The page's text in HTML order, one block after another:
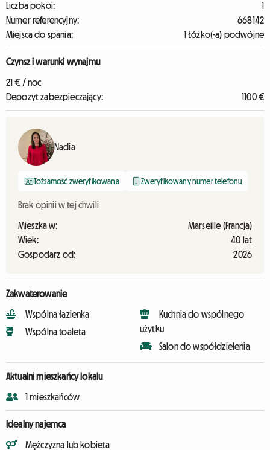
Liczba pokoi:
1
Numer referencyjny:
668142
Miejsca do spania:
1 Łóżko(-a) podwójne
Czynsz i warunki wynajmu
21 € / noc
Depozyt zabezpieczający:
1100 €
Nadia
Tożsamość zweryfikowana Zweryfikowany numer telefonu
Brak opinii w tej chwili
Mieszka w:
Marseille (Francja)
Wiek:
40 lat
Gospodarz od:
2026
Zakwaterowanie
Wspólna łazienka
Wspólna toaleta
Kuchnia do wspólnego
użytku
Salon do współdzielenia
Aktualni mieszkańcy lokalu
1 mieszkańców
Idealny najemca
Mężczyzna lub kobieta